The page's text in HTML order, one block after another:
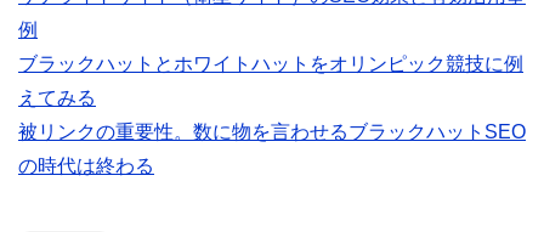
例
ブラックハットとホワイトハットをオリンピック競技に例
えてみる
被リンクの重要性。数に物を言わせるブラックハットSEO
の時代は終わる